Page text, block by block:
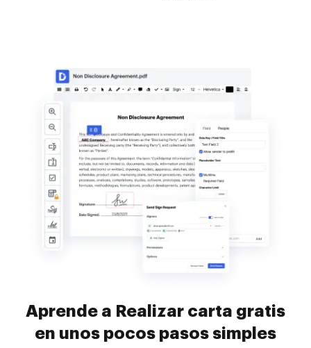
Aprende a Realizar carta gratis
en unos pocos pasos simples